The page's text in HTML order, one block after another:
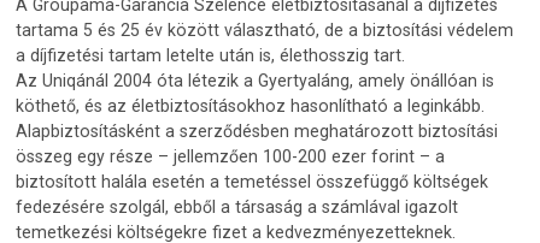
A Groupama-Garancia Szelence életbiztosításánál a díjfizetés
tartama 5 és 25 év között választható, de a biztosítási védelem
a díjfizetési tartam letelte után is, élethosszig tart.
Az Uniqánál 2004 óta létezik a Gyertyaláng, amely önállóan is
köthető, és az életbiztosításokhoz hasonlítható a leginkább.
Alapbiztosításként a szerződésben meghatározott biztosítási
összeg egy része – jellemzően 100-200 ezer forint – a
biztosított halála esetén a temetéssel összefüggő költségek
fedezésére szolgál, ebből a társaság a számlával igazolt
temetkezési költségekre fizet a kedvezményezetteknek.